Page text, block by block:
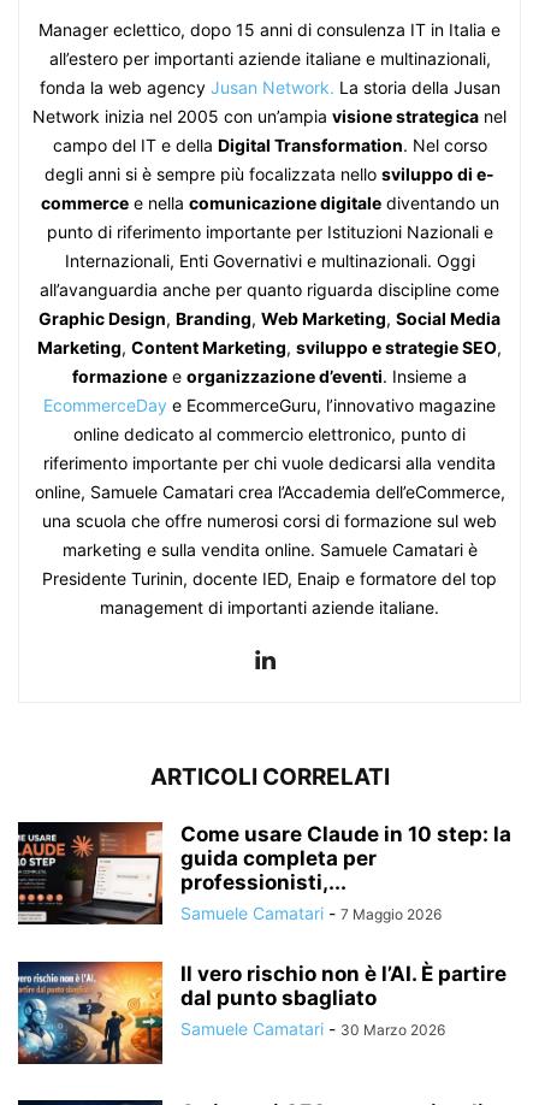
Manager eclettico, dopo 15 anni di consulenza IT in Italia e
all’estero per importanti aziende italiane e multinazionali,
fonda la web agency Jusan Network. La storia della Jusan
Network inizia nel 2005 con un’ampia visione strategica nel
campo del IT e della Digital Transformation. Nel corso
degli anni si è sempre più focalizzata nello sviluppo di e-
commercee nella comunicazione digitalediventando un
punto di riferimento importante per Istituzioni Nazionali e
Internazionali, Enti Governativi e multinazionali. Oggi
all’avanguardia anche per quanto riguarda discipline come
Graphic Design, Branding, Web Marketing, Social Media
Marketing, Content Marketing, sviluppo e strategie SEO,
formazione e organizzazione d’eventi. Insieme a
EcommerceDay e EcommerceGuru, l’innovativo magazine
online dedicato al commercio elettronico, punto di
riferimento importante per chi vuole dedicarsi alla vendita
online, Samuele Camatari crea l’Accademia dell’eCommerce,
una scuola che offre numerosi corsi di formazione sul web
marketing e sulla vendita online. Samuele Camatari è
Presidente Turinin, docente IED, Enaip e formatore del top
management di importanti aziende italiane.
ARTICOLI CORRELATI
Come usare Claude in 10 step: la
guida completa per
professionisti,...
Samuele Camatari - 7 Maggio 2026
Il vero rischio non è l’AI. È partire
dal punto sbagliato
Samuele Camatari - 30 Marzo 2026